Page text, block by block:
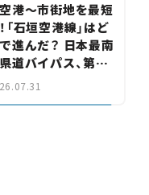
港～市街地を最短
「石垣空港線」はど
進んだ？ 日本最南
道バイパス、第2
延伸開通 【いま気